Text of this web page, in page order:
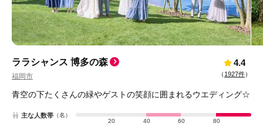
ララシャンス 博多の森
福岡市
4.4
（ 1927件）
青空の下たくさんの緑やゲストの笑顔に囲まれるウエディング☆
主な人数帯 （名）
20
40 60 80